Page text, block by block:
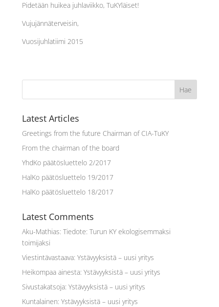
Pidetään huikea juhlaviikko, TuKYläiset!
Vujujännäterveisin,
Vuosijuhlatiimi 2015
Latest Articles
Greetings from the future Chairman of CIA-TuKY
From the chairman of the board
YhdKo päätösluettelo 2/2017
HalKo päätösluettelo 19/2017
HalKo päätösluettelo 18/2017
Latest Comments
Aku-Mathias: Tiedote: Turun KY ekologisemmaksi
toimijaksi
Viestintävastaava: Ystävyyksistä – uusi yritys
Heikompaa ainesta: Ystävyyksistä – uusi yritys
Sivustakatsoja: Ystävyyksistä – uusi yritys
Kuntalainen: Ystävyyksistä – uusi yritys